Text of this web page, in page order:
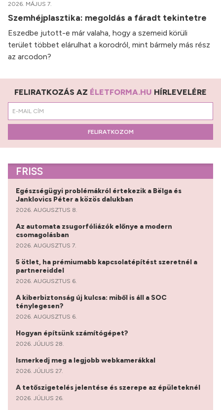
2026. MÁJUS 7.
Szemhéjplasztika: megoldás a fáradt tekintetre
Eszedbe jutott-e már valaha, hogy a szemeid körüli
terület többet elárulhat a korodról, mint bármely más rész
az arcodon?
FELIRATKOZÁS AZ ÉLETFORMA.HU HÍRLEVELÉRE
FELIRATKOZOM
FRISS
Egészségügyi problémákról értekezik a Bëlga és
Janklovics Péter a közös dalukban
2026. AUGUSZTUS 8.
Az automata zsugorfóliázók előnye a modern
csomagolásban
2026. AUGUSZTUS 7.
5 ötlet, ha prémiumabb kapcsolatépítést szeretnél a
partnereiddel
2026. AUGUSZTUS 6.
A kiberbiztonság új kulcsa: miből is áll a SOC
ténylegesen?
2026. AUGUSZTUS 6.
Hogyan építsünk számítógépet?
2026. JÚLIUS 28.
Ismerkedj meg a legjobb webkamerákkal
2026. JÚLIUS 27.
A tetőszigetelés jelentése és szerepe az épületeknél
2026. JÚLIUS 26.